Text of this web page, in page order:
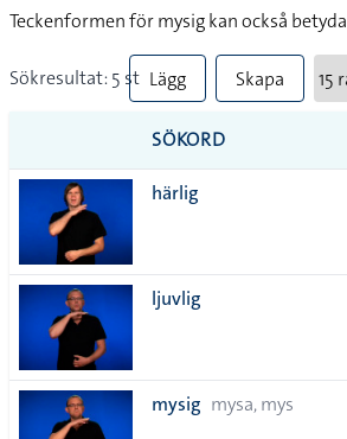
Teckenformen för mysig kan också betyda
Sökresultat: 5 st Lägg
till
alla i
Skapa
SÖKORD
härlig
ljuvlig
mysig mysa, mys